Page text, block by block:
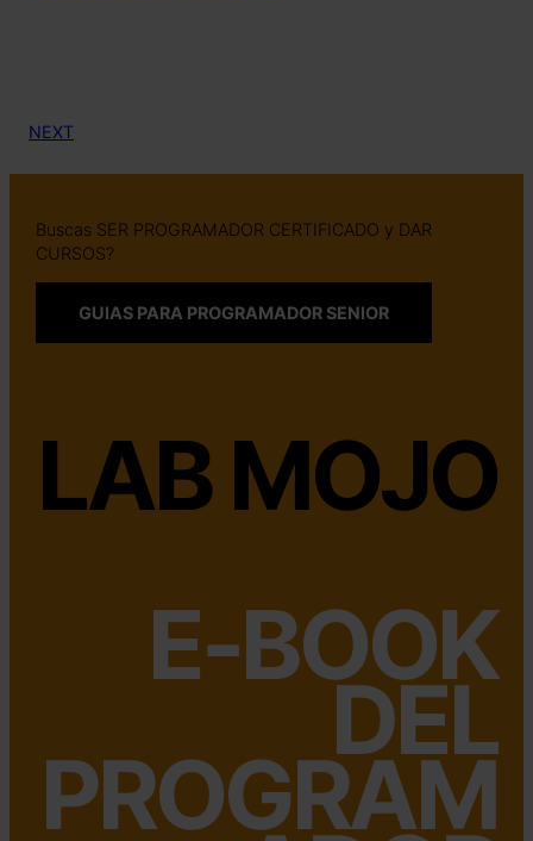
NEXT
Buscas SER PROGRAMADOR CERTIFICADO y DAR
CURSOS?
GUIAS PARA PROGRAMADOR SENIOR
LAB MOJO
E-BOOK
DEL
PROGRAM